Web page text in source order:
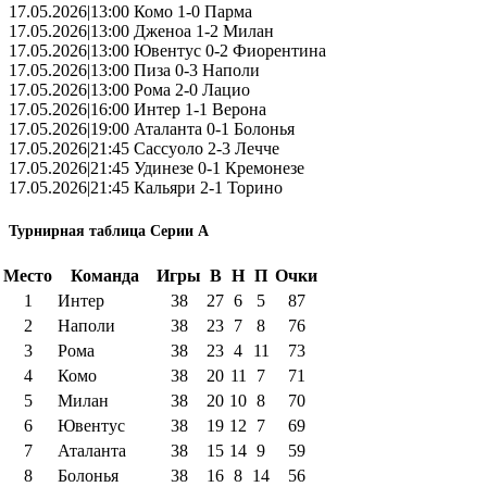
17.05.2026|13:00 Комо 1-0 Парма
17.05.2026|13:00 Дженоа 1-2 Милан
17.05.2026|13:00 Ювентус 0-2 Фиорентина
17.05.2026|13:00 Пиза 0-3 Наполи
17.05.2026|13:00 Рома 2-0 Лацио
17.05.2026|16:00 Интер 1-1 Верона
17.05.2026|19:00 Аталанта 0-1 Болонья
17.05.2026|21:45 Сассуоло 2-3 Лечче
17.05.2026|21:45 Удинезе 0-1 Кремонезе
17.05.2026|21:45 Кальяри 2-1 Торино
Турнирная таблица Серии А
Место Команда Игры В Н П Очки
1
Интер 38 27 6 5
87
2
Наполи 38 23 7 8
76
3
Рома 38 23 4 11
73
4
Комо 38 20 11 7
71
5
Милан 38 20 10 8
70
6
Ювентус 38 19 12 7
69
7
Аталанта 38 15 14 9
59
8
Болонья 38 16 8 14
56